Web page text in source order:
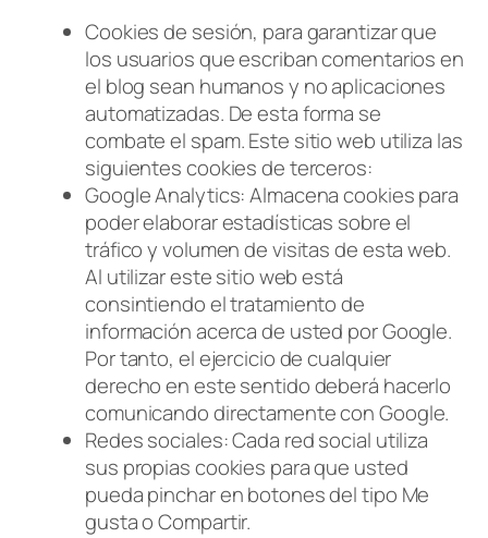
Cookies de sesión, para garantizar que
los usuarios que escriban comentarios en
el blog sean humanos y no aplicaciones
automatizadas. De esta forma se
combate el spam. Este sitio web utiliza las
siguientes cookies de terceros:
Google Analytics: Almacena cookies para
poder elaborar estadísticas sobre el
tráfico y volumen de visitas de esta web.
Al utilizar este sitio web está
consintiendo el tratamiento de
información acerca de usted por Google.
Por tanto, el ejercicio de cualquier
derecho en este sentido deberá hacerlo
comunicando directamente con Google.
Redes sociales: Cada red social utiliza
sus propias cookies para que usted
pueda pinchar en botones del tipo Me
gusta o Compartir.